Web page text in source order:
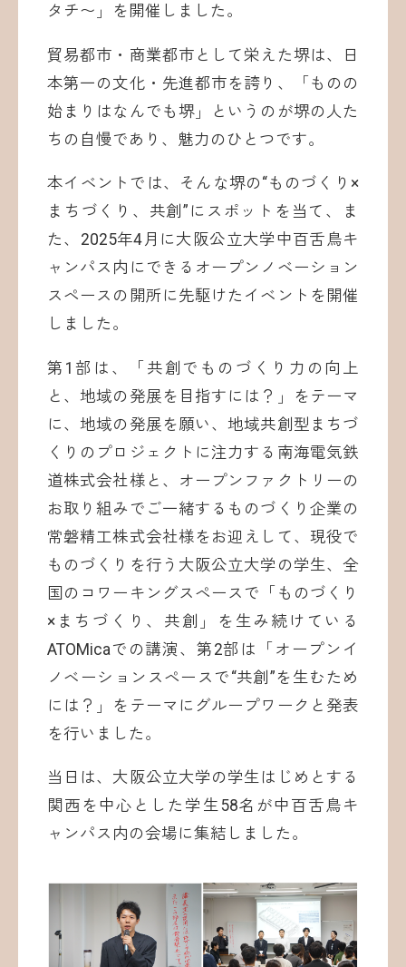
タチ〜」を開催しました。
貿易都市・商業都市として栄えた堺は、日
本第一の文化・先進都市を誇り、「ものの
始まりはなんでも堺」というのが堺の人た
ちの自慢であり、魅力のひとつです。
本イベントでは、そんな堺の“ものづくり×
まちづくり、共創”にスポットを当て、ま
た、2025年4月に大阪公立大学中百舌鳥キ
ャンパス内にできるオープンノベーション
スペースの開所に先駆けたイベントを開催
しました。
第1部は、「共創でものづくり力の向上
と、地域の発展を目指すには？」をテーマ
に、地域の発展を願い、地域共創型まちづ
くりのプロジェクトに注力する南海電気鉄
道株式会社様と、オープンファクトリーの
お取り組みでご一緒するものづくり企業の
常磐精工株式会社様をお迎えして、現役で
ものづくりを行う大阪公立大学の学生、全
国のコワーキングスペースで「ものづくり
×まちづくり、共創」を生み続けている
ATOMicaでの講演、第2部は「オープンイ
ノベーションスペースで“共創”を生むため
には？」をテーマにグループワークと発表
を行いました。
当日は、大阪公立大学の学生はじめとする
関西を中心とした学生58名が中百舌鳥キ
ャンパス内の会場に集結しました。